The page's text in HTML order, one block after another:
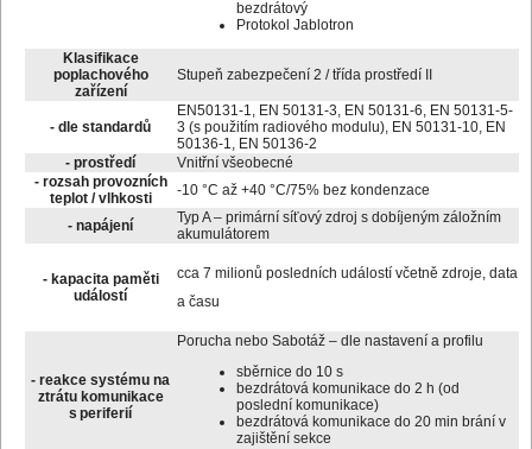
bezdrátový
Protokol Jablotron
Klasifikace
poplachového
zařízení
Stupeň zabezpečení 2 / třída prostředí II
- dle standardů
EN50131-1, EN 50131-3, EN 50131-6, EN 50131-5-
3 (s použitím radiového modulu), EN 50131-10, EN
50136-1, EN 50136-2
- prostředí
Vnitřní všeobecné
- rozsah provozních
teplot / vlhkosti
-10 °C až +40 °C/75% bez kondenzace
- napájení
Typ A – primární síťový zdroj s dobíjeným záložním
akumulátorem
- kapacita paměti
událostí
cca 7 milionů posledních událostí včetně zdroje, data
a času
- reakce systému na
ztrátu komunikace
s periferií
Porucha nebo Sabotáž – dle nastavení a profilu
sběrnice do 10 s
bezdrátová komunikace do 2 h (od
poslední komunikace)
bezdrátová komunikace do 20 min brání v
zajištění sekce